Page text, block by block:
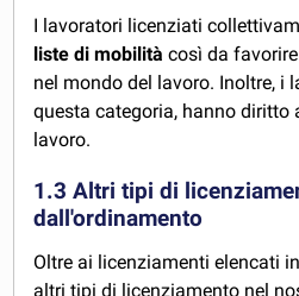
I lavoratori licenziati
liste di mobilità così da
nel mondo del lavoro. Inoltre, i
questa categoria, hanno diritto
lavoro.
1.3 Altri tipi di
dall'ordinamento
Oltre ai licenziamenti elencati
altri tipi di licenziamento nel